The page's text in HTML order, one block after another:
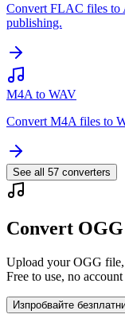
Convert FLAC files to
publishing.
M4A to WAV
Convert M4A files to
See all 57 converters
Convert
Upload your OGG
Free to use, no
Изпробвайте